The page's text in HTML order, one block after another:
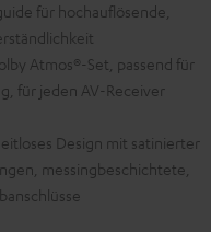
für hochauflösende,
Atmos®-Set, passend für
für jeden AV-Receiver
Design mit satinierter
messingbeschichtete,